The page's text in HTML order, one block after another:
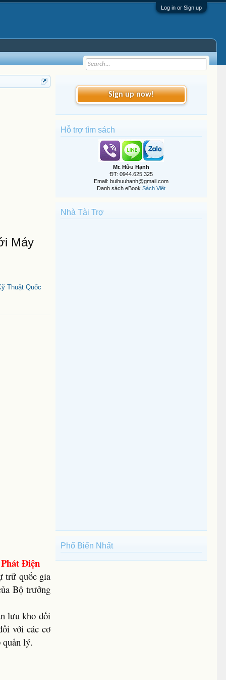
Log in or Sign up
Máy
Thuật Quốc
Điện
trữ quốc gia
Bộ trưởng
lưu kho đối
với các cơ
quản lý.
Sign up now!
Hỗ trợ tìm sách
Mr. Hữu Hạnh
ĐT: 0944.625.325
Email: buihuuhanh@gmail.com
Danh sách eBook Sách Việt
Nhà Tài Trợ
Phổ Biến Nhất